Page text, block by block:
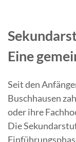
Eine
Seit den
Buschhausen
oder ihre
Die